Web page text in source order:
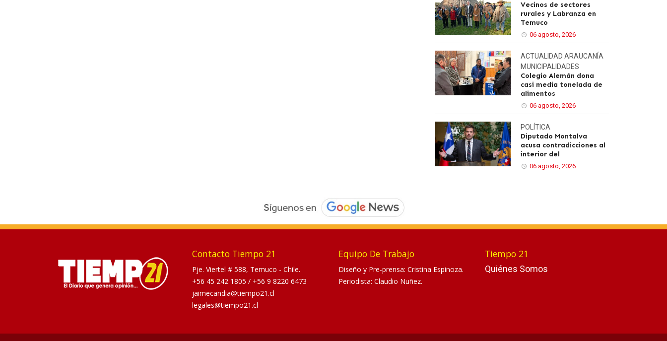
Vecinos de sectores
rurales y Labranza en
Temuco
06 agosto, 2026
ACTUALIDAD ARAUCANÍA
MUNICIPALIDADES
Colegio Alemán dona
casi media tonelada de
alimentos
06 agosto, 2026
POLÍTICA
Diputado Montalva
acusa contradicciones al
interior del
06 agosto, 2026
Contacto Tiempo 21
Pje. Viertel # 588, Temuco - Chile.
+56 45 242 1805 / +56 9 8220 6473
jaimecandia@tiempo21.cl
legales@tiempo21.cl
Equipo De Trabajo
Diseño y Pre-prensa: Cristina Espinoza.
Periodista: Claudio Nuñez.
Tiempo 21
Quiénes Somos